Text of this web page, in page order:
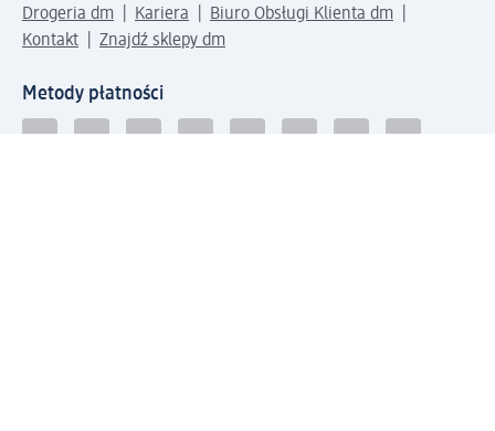
Drogeria dm Kariera
Biuro Obsługi Klienta dm
Kontakt
Znajdź sklepy dm
Metody płatności